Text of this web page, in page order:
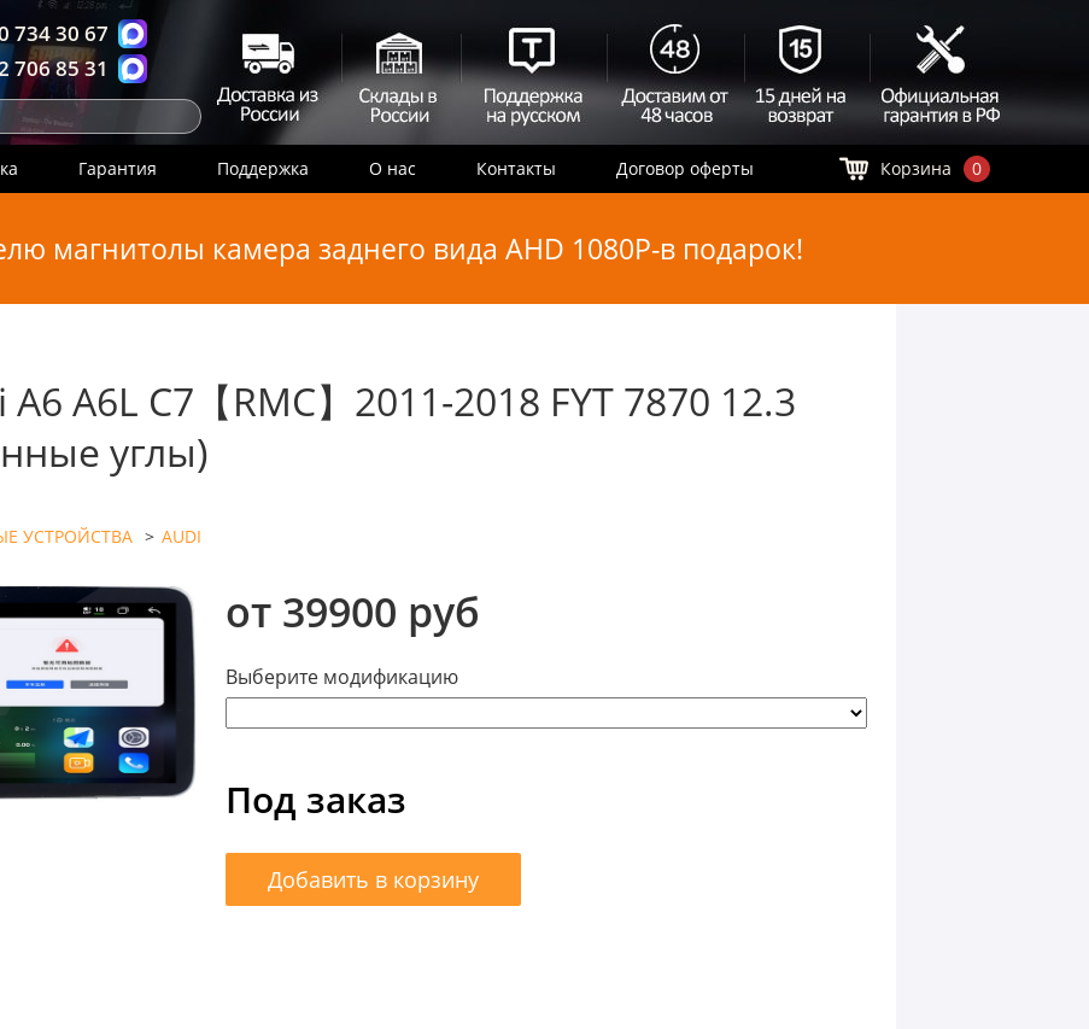
734 30 67
706 85 31
Гарантия Поддержка О нас Контакты Договор оферты Корзина 0
магнитолы камера заднего вида AHD 1080P-в подарок!
A6L C7【RMC】2011-2018 FYT 7870 12.3
углы)
УСТРОЙСТВА > AUDI
от 39900 руб
Выберите модификацию
Под заказ
Добавить в корзину